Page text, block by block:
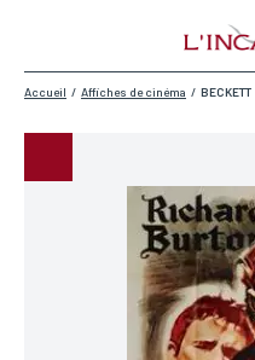
Accueil / Affiches de cinéma / BECKETT